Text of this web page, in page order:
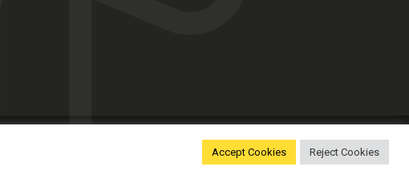
Accept Cookies Reject Cookies